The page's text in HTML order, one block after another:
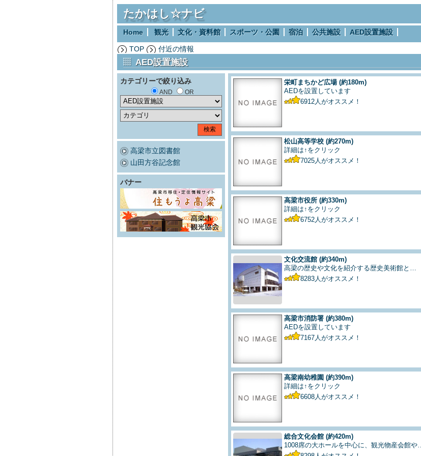
たかはし☆ナビ
Home 観光 文化・資料館 スポーツ・公園 宿泊 公共施設 AED設置施設
TOP 付近の情報
AED設置施設
カテゴリーで絞り込み
AND OR
高梁市立図書館
山田方谷記念館
バナー
栄町まちかど広場 (約180m)
AEDを設置しています
6912 人がオススメ！
松山高等学校 (約270m)
詳細は↑をクリック
7025 人がオススメ！
高梁市役所 (約330m)
詳細は↑をクリック
6752 人がオススメ！
文化交流館 (約340m)
高梁の歴史や文化を紹介する歴史美術館と…
8283 人がオススメ！
高梁市消防署 (約380m)
AEDを設置しています
7167 人がオススメ！
高梁南幼稚園 (約390m)
詳細は↑をクリック
6608 人がオススメ！
総合文化会館 (約420m)
1008席の大ホールを中心に、観光物産会館や…